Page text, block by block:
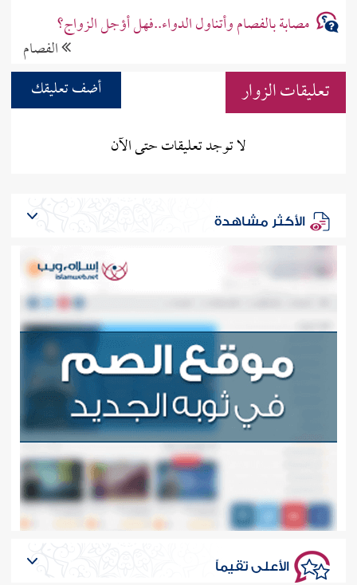
مصابة بالفصام وأتناول الدواء..فهل أؤجل الزواج؟
الفصام
تعليقات الزوار
أضف تعليقك
لا توجد تعليقات حتى الآن
الأكثر مشاهدة
الأعلى تقيماً